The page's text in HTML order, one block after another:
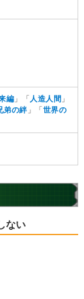
編 」「 人造人間 」
弟の絆 」「 世界の
ない